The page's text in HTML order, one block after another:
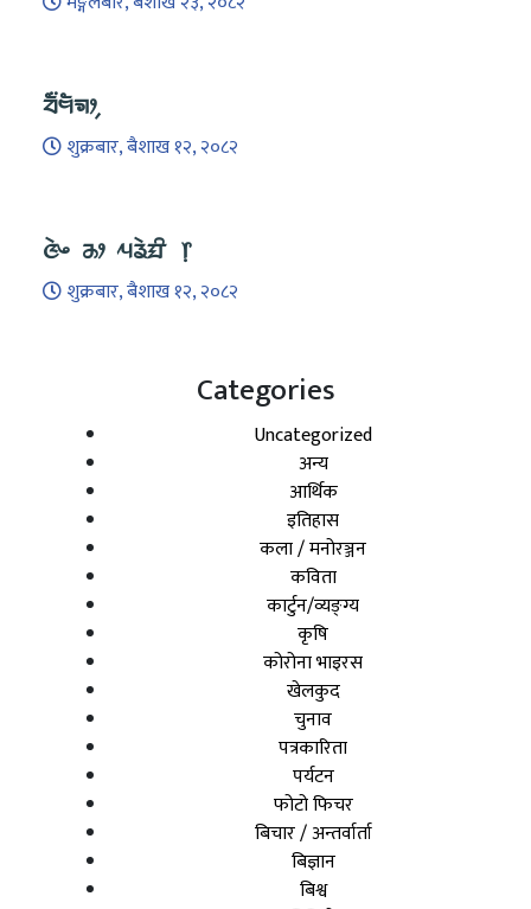
ᤔᤠ᤺ᤗᤠᤈᤣ᤹
शुक्रबार, बैशाख १२, २०८२
ᤜᤧᤴ ᤌᤣ ᤘᤕᤧᤀᤡ ᥅
शुक्रबार, बैशाख १२, २०८२
Categories
Uncategorized
अन्य
आर्थिक
इतिहास
कला / मनोरञ्जन
कविता
कार्टुन/व्यङ्ग्य
कृषि
कोरोना भाइरस
खेलकुद
चुनाव
पत्रकारिता
पर्यटन
फोटो फिचर
बिचार / अन्तर्वार्ता
बिज्ञान
बिश्व